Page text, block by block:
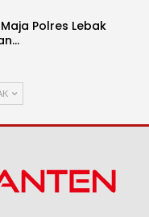
Polres Lebak